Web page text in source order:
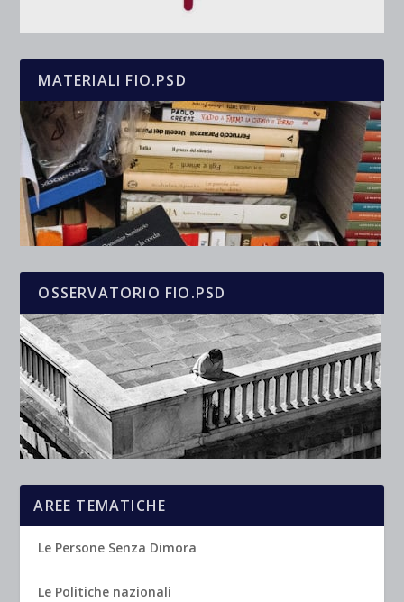
MATERIALI FIO.PSD
OSSERVATORIO FIO.PSD
AREE TEMATICHE
Le Persone Senza Dimora
Le Politiche nazionali